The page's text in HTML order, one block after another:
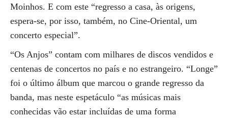
Moinhos. E com este “regresso a casa, às origens,
espera-se, por isso, também, no Cine-Oriental, um
concerto especial”.
“Os Anjos” contam com milhares de discos vendidos e
centenas de concertos no país e no estrangeiro. “Longe”
foi o último álbum que marcou o grande regresso da
banda, mas neste espetáculo “as músicas mais
conhecidas vão estar incluídas de uma forma